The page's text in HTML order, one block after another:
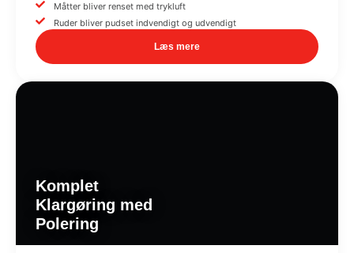
Måtter bliver renset med trykluft
Ruder bliver pudset indvendigt og udvendigt
Læs mere
Komplet
Klargøring med
Polering